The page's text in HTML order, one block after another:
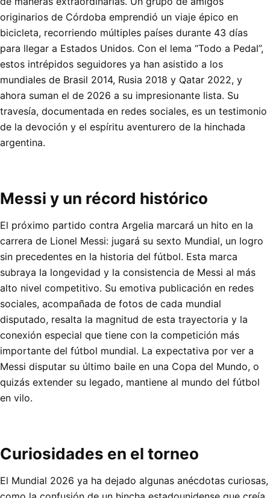
originarios de Córdoba emprendió un viaje épico en
bicicleta, recorriendo múltiples países durante 43 días
para llegar a Estados Unidos. Con el lema “Todo a Pedal”,
estos intrépidos seguidores ya han asistido a los
mundiales de Brasil 2014, Rusia 2018 y Qatar 2022, y
ahora suman el de 2026 a su impresionante lista. Su
travesía, documentada en redes sociales, es un testimonio
de la devoción y el espíritu aventurero de la hinchada
argentina.
Messi y un récord histórico
El próximo partido contra Argelia marcará un hito en la
carrera de Lionel Messi: jugará su sexto Mundial, un logro
sin precedentes en la historia del fútbol. Esta marca
subraya la longevidad y la consistencia de Messi al más
alto nivel competitivo. Su emotiva publicación en redes
sociales, acompañada de fotos de cada mundial
disputado, resalta la magnitud de esta trayectoria y la
conexión especial que tiene con la competición más
importante del fútbol mundial. La expectativa por ver a
Messi disputar su último baile en una Copa del Mundo, o
quizás extender su legado, mantiene al mundo del fútbol
en vilo.
Curiosidades en el torneo
El Mundial 2026 ya ha dejado algunas anécdotas curiosas,